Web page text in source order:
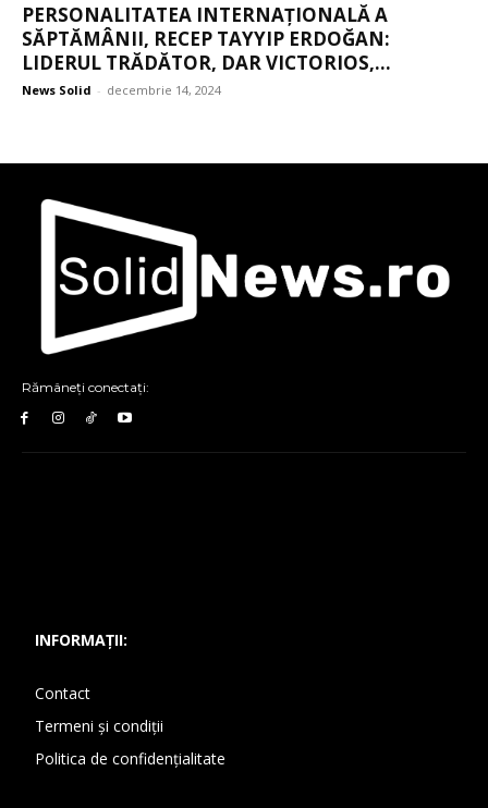
PERSONALITATEA INTERNAȚIONALĂ A
SĂPTĂMÂNII, RECEP TAYYIP ERDOĞAN:
LIDERUL TRĂDĂTOR, DAR VICTORIOS,...
News Solid - decembrie 14, 2024
Rămâneți conectați:
INFORMAȚII:
Contact
Termeni și condiții
Politica de confidențialitate